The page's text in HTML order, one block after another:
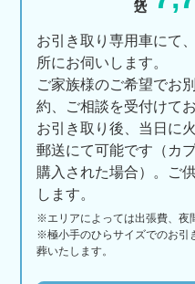
お引き取り専用車にて
所にお伺いします。
ご家族様のご希望でお
約、ご相談を受付けて
お引き取り後、当日に
郵送にて可能です（カ
購入された場合）。ご
します。
※エリアによっては出張費、夜
※極小手のひらサイズでのお引
葬いたします。